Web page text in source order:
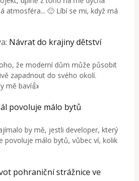
atmosféra... 🙂 Líbí se mi, když má
: Návrat do krajiny dětství
že moderní dům může působit
zapadnout do svého okolí.
mě baví👍
povoluje málo bytů
by mě, jestli developer, který
povoluje málo bytů, vůbec ví, kolik
pohraniční strážnice ve